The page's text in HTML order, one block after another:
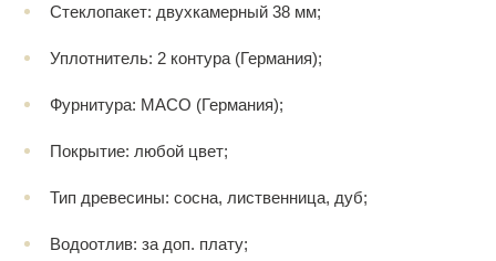
Стеклопакет: двухкамерный 38 мм;
Уплотнитель: 2 контура (Германия);
Фурнитура: MACO (Германия);
Покрытие: любой цвет;
Тип древесины: сосна, лиственница, дуб;
Водоотлив: за доп. плату;